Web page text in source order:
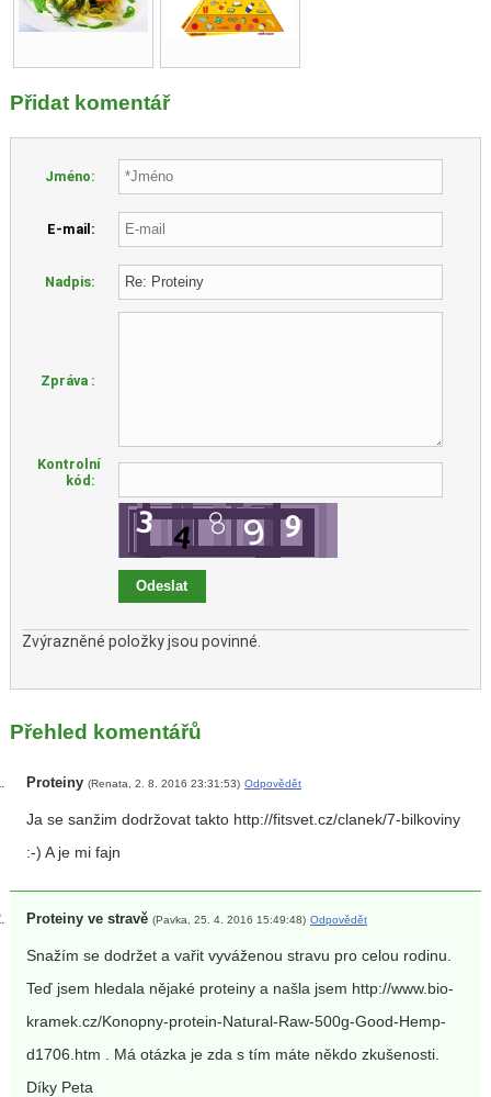
Přidat komentář
Jméno:
E-mail:
Nadpis:
Zpráva :
Kontrolní
kód:
Zvýrazněné položky jsou povinné.
Přehled komentářů
Proteiny (Renata, 2. 8. 2016 23:31:53) Odpovědět
Ja se sanžim dodržovat takto http://fitsvet.cz/clanek/7-bilkoviny
:-) A je mi fajn
Proteiny ve stravě (Pavka, 25. 4. 2016 15:49:48) Odpovědět
Snažím se dodržet a vařit vyváženou stravu pro celou rodinu.
Teď jsem hledala nějaké proteiny a našla jsem http://www.bio-
kramek.cz/Konopny-protein-Natural-Raw-500g-Good-Hemp-
d1706.htm . Má otázka je zda s tím máte někdo zkušenosti.
Díky Peta